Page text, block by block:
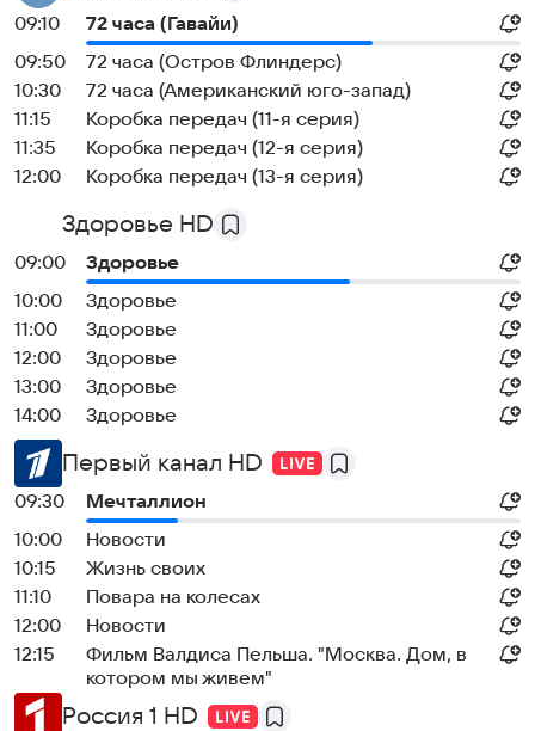
09:10
72 часа (Гавайи)
09:50
72 часа (Остров Флиндерс)
10:30
72 часа (Американский юго-запад)
11:15
Коробка передач (11-я серия)
11:35
Коробка передач (12-я серия)
12:00
Коробка передач (13-я серия)
Здоровье HD
09:00
Здоровье
10:00
Здоровье
11:00
Здоровье
12:00
Здоровье
13:00
Здоровье
14:00
Здоровье
Первый канал HD
09:30
Мечталлион
10:00
Новости
10:15
Жизнь своих
11:10
Повара на колесах
12:00
Новости
12:15
Фильм Валдиса Пельша. "Москва. Дом, в
котором мы живем"
Россия 1 HD